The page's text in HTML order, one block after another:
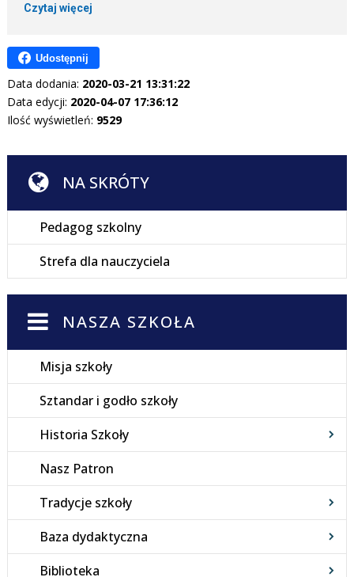
Czytaj więcej
Udostępnij
Data dodania: 2020-03-21 13:31:22
Data edycji: 2020-04-07 17:36:12
Ilość wyświetleń: 9529
NA SKRÓTY
Pedagog szkolny
Strefa dla nauczyciela
NASZA SZKOŁA
Misja szkoły
Sztandar i godło szkoły
Historia Szkoły
Nasz Patron
Tradycje szkoły
Baza dydaktyczna
Biblioteka